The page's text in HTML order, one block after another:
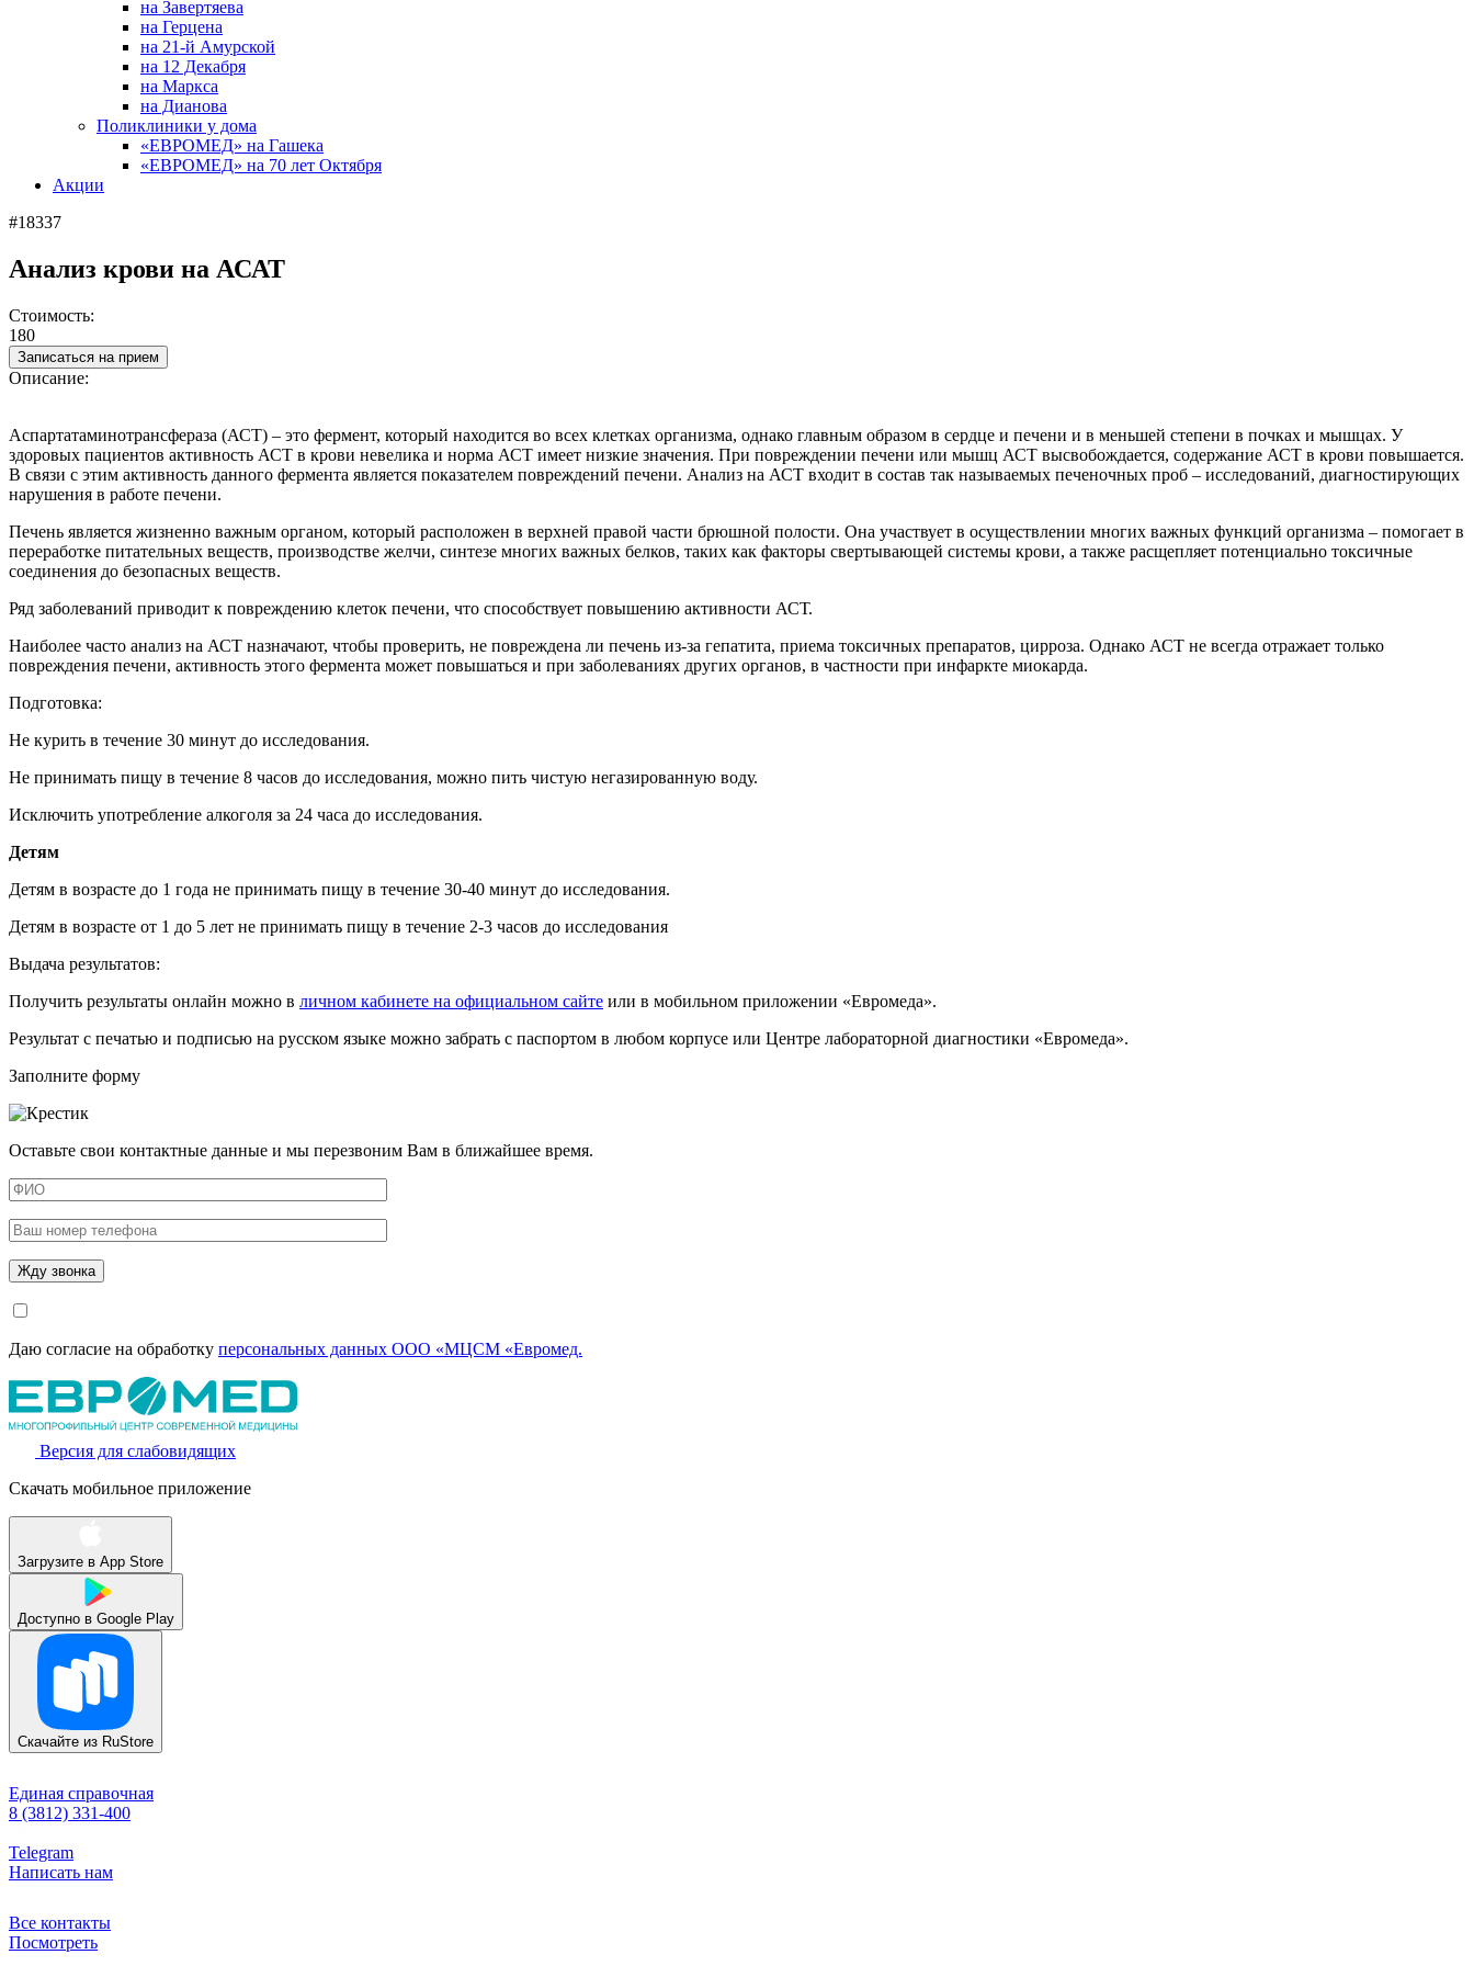
на Завертяева
на Герцена
на 21-й Амурской
на 12 Декабря
на Маркса
на Дианова
Поликлиники у дома
«ЕВРОМЕД» на Гашека
«ЕВРОМЕД» на 70 лет Октября
Акции
#18337
Анализ крови на АСАТ
Стоимость:
180
Записаться на прием
Описание:
Аспартатаминотрансфераза (АСТ) – это фермент, который находится во всех клетках организма, однако главным образом в сердце и печени и в меньшей степени в почках и мышцах. У
здоровых пациентов активность АСТ в крови невелика и норма АСТ имеет низкие значения. При повреждении печени или мышц АСТ высвобождается, содержание АСТ в крови повышается.
В связи с этим активность данного фермента является показателем повреждений печени. Анализ на АСТ входит в состав так называемых печеночных проб – исследований, диагностирующих
нарушения в работе печени.
Печень является жизненно важным органом, который расположен в верхней правой части брюшной полости. Она участвует в осуществлении многих важных функций организма – помогает в
переработке питательных веществ, производстве желчи, синтезе многих важных белков, таких как факторы свертывающей системы крови, а также расщепляет потенциально токсичные
соединения до безопасных веществ.
Ряд заболеваний приводит к повреждению клеток печени, что способствует повышению активности АСТ.
Наиболее часто анализ на АСТ назначают, чтобы проверить, не повреждена ли печень из-за гепатита, приема токсичных препаратов, цирроза. Однако АСТ не всегда отражает только
повреждения печени, активность этого фермента может повышаться и при заболеваниях других органов, в частности при инфаркте миокарда.
Подготовка:
Не курить в течение 30 минут до исследования.
Не принимать пищу в течение 8 часов до исследования, можно пить чистую негазированную воду.
Исключить употребление алкоголя за 24 часа до исследования.
Детям
Детям в возрасте до 1 года не принимать пищу в течение 30-40 минут до исследования.
Детям в возрасте от 1 до 5 лет не принимать пищу в течение 2-3 часов до исследования
Выдача результатов:
Получить результаты онлайн можно в личном кабинете на официальном сайте или в мобильном приложении «Евромеда».
Результат с печатью и подписью на русском языке можно забрать с паспортом в любом корпусе или Центре лабораторной диагностики «Евромеда».
Заполните форму
Оставьте свои контактные данные и мы перезвоним Вам в ближайшее время.
Даю согласие на обработку персональных данных ООО «МЦСМ «Евромед.
Версия для слабовидящих
Скачать мобильное приложение
Загрузите в App Store
Доступно в Google Play
Скачайте из RuStore
Единая справочная
8 (3812) 331-400
Telegram
Написать нам
Все контакты
Посмотреть